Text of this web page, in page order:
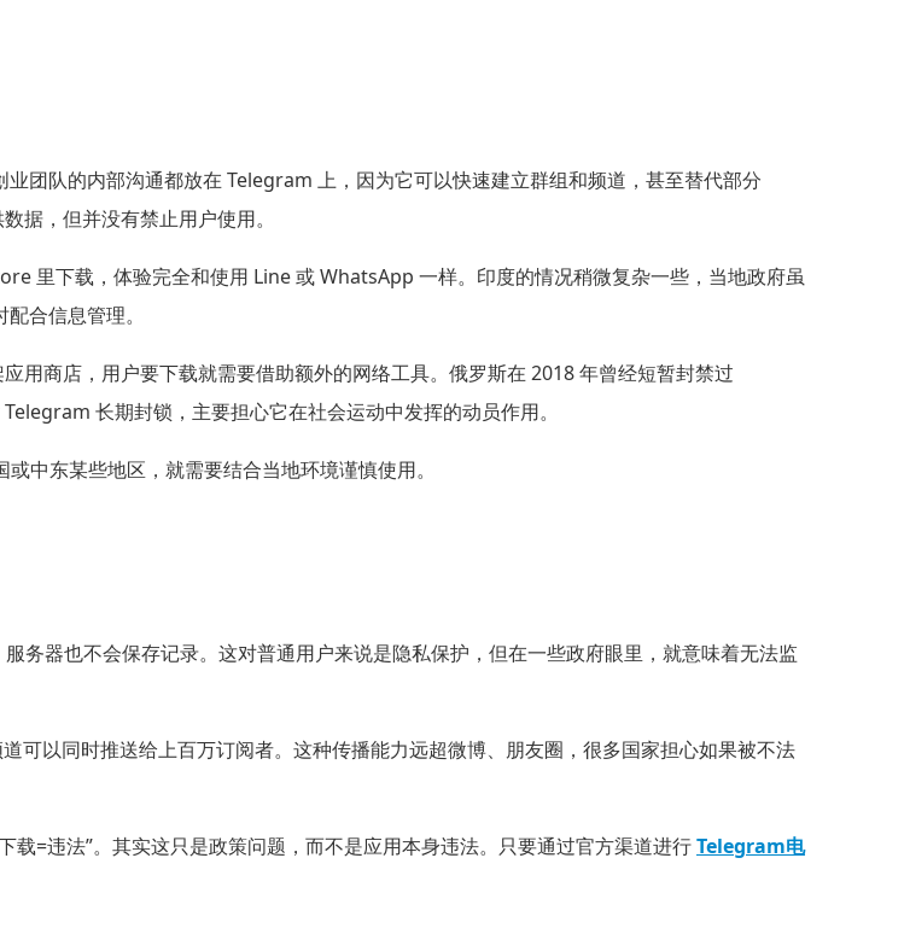
团队的内部沟通都放在 Telegram 上，因为它可以快速建立群组和频道，甚至替代部分
据，但并没有禁止用户使用。
里下载，体验完全和使用 Line 或 WhatsApp 一样。印度的情况稍微复杂一些，当地政府虽
合信息管理。
用商店，用户要下载就需要借助额外的网络工具。俄罗斯在 2018 年曾经短暂封禁过
长期封锁，主要担心它在社会运动中发挥的动员作用。
中东某些地区，就需要结合当地环境谨慎使用。
务器也不会保存记录。这对普通用户来说是隐私保护，但在一些政府眼里，就意味着无法监
可以同时推送给上百万订阅者。这种传播能力远超微博、朋友圈，很多国家担心如果被不法
=违法”。其实这只是政策问题，而不是应用本身违法。只要通过官方渠道进行Telegram电